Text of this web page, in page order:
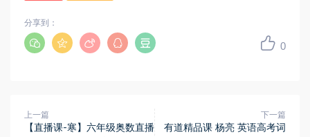
0
分享到：
上一篇
【直播课-寒】六年级奥数直播
下一篇
有道精品课 杨亮 英语高考词